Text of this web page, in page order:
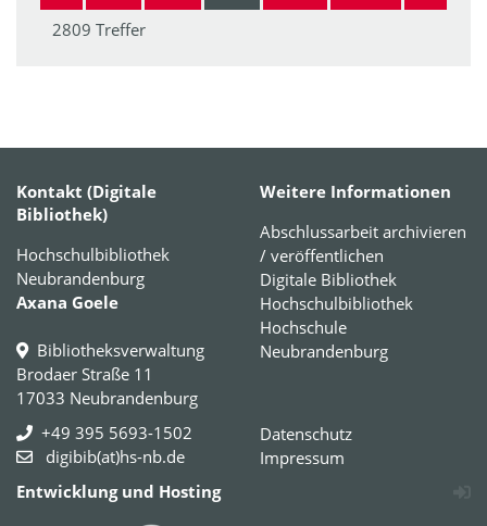
2809 Treffer
Kontakt (Digitale
Bibliothek)
Hochschulbibliothek
Neubrandenburg
Axana Goele
Bibliotheksverwaltung
Brodaer Straße 11
17033 Neubrandenburg
+49 395 5693-1502
digibib(at)hs-nb.de
Weitere Informationen
Abschlussarbeit archivieren
/ veröffentlichen
Digitale Bibliothek
Hochschulbibliothek
Hochschule
Neubrandenburg
Datenschutz
Impressum
Entwicklung und Hosting